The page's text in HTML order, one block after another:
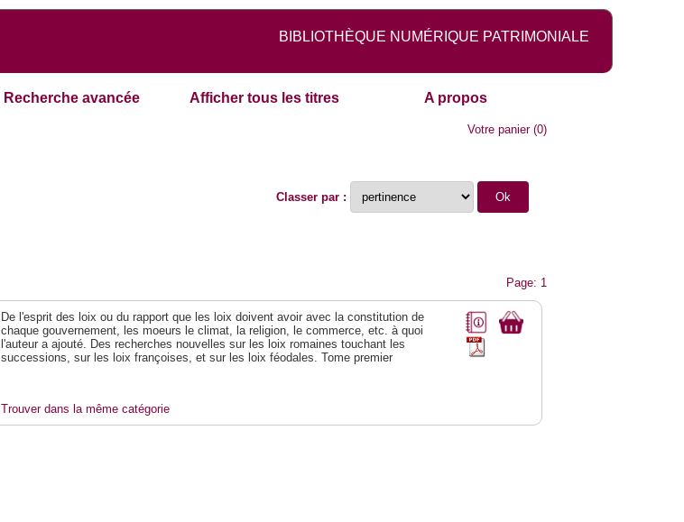
BIBLIOTHÈQUE NUMÉRIQUE PATRIMONIALE
Recherche avancée Afficher tous les titres A propos
Votre panier(0)
Classer par :
Page: 1
De l'esprit des loix ou du rapport que les loix doivent avoir avec la constitution de
chaque gouvernement, les moeurs le climat, la religion, le commerce, etc. à quoi
l'auteur a ajouté. Des recherches nouvelles sur les loix romaines touchant les
successions, sur les loix françoises, et sur les loix féodales. Tome premier
Trouver dans la même catégorie